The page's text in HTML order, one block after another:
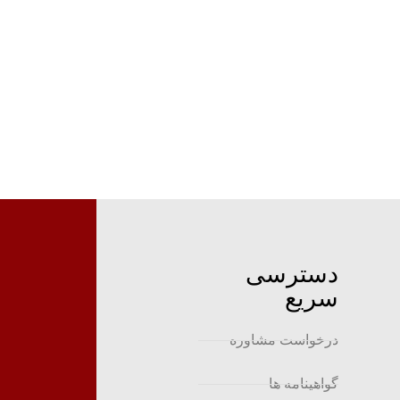
دسترسی
سریع
درخواست مشاوره
گواهینامه ها